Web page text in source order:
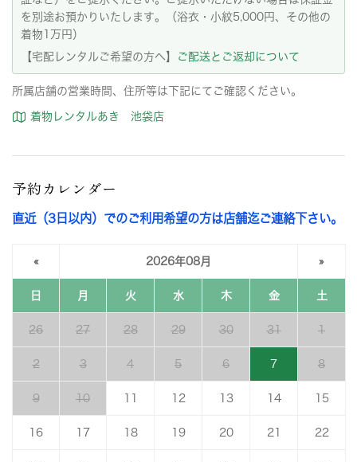
を別途お預かりいたします。（浴衣・小紋5,000円、その他の
着物1万円）
【宅配レンタルご希望の方へ】
ご配送とご返却について
所属店舗の営業時間、住所等は下記にてご確認ください。
着物レンタルあき 池袋店
予約カレンダー
直近（3日以内）でのご利用希望の方は店舗迄ご連絡下さい。
« 2026年08月 »
日 月 火 水 木 金 土
26 27 28 29 30 31 1
2 3 4 5 6 7 8
9 10 12 13 14 15
16 17 18 19 20 21 22